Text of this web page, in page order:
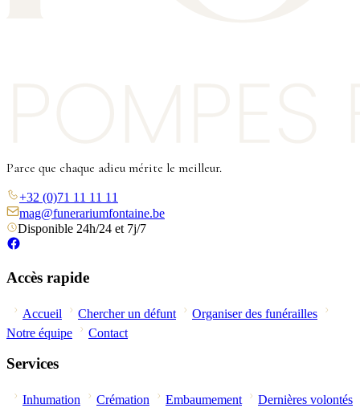
Parce que chaque adieu mérite le meilleur.
+32 (0)71 11 11 11
mag@funerariumfontaine.be
Disponible 24h/24 et 7j/7
Accès rapide
Accueil Chercher un défunt
Organiser des funérailles
Notre équipe
Contact
Services
Inhumation Crémation Embaumement
Dernières volontés